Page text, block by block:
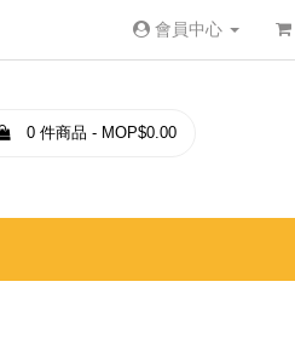
會員中心
0 件商品 - MOP$0.00